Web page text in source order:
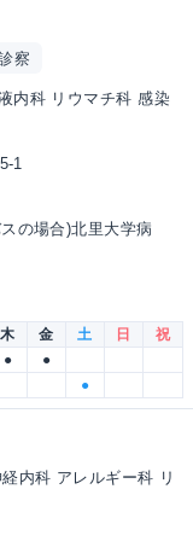
察
内科 リウマチ科 感染
1
の場合)北里大学病
木 金 土 日
祝
●
●
●
内科 アレルギー科 リ